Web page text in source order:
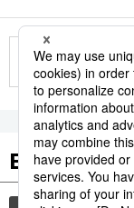
Etiquetas